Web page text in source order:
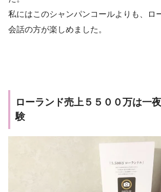
私にはこのシャンパンコールよりも、ロ
会話の方が楽しめました。
ローランド売上５５００万は一
験